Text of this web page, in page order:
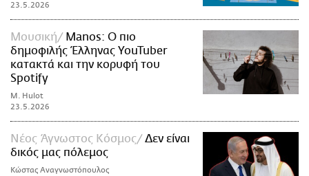
23.5.2026
Μουσική
Manos: O πιο
δημοφιλής Έλληνας YouTuber
κατακτά και την κορυφή του
Spotify
M. Hulot
23.5.2026
Νέος Άγνωστος Κόσμος
Δεν είναι
δικός μας πόλεμος
Κώστας Αναγνωστόπουλος